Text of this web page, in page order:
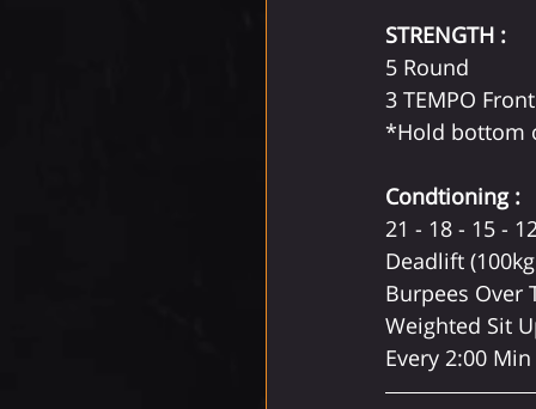
STRENGTH :
5 Round
3 TEMPO
*Hold bottom
Condtioning :
21 - 18 - 15 -
Deadlift
Burpees Over
Weighted Sit
Every 2:00